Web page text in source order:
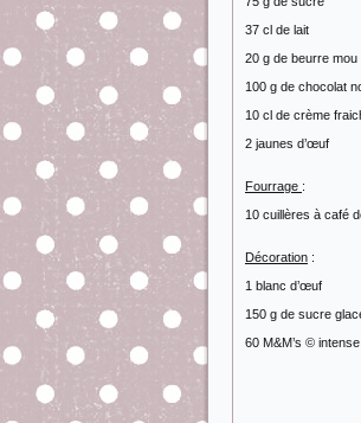
37 cl de lait
20 g de beurre mou
100 g de chocolat
10 cl de crème
2 jaunes d’œuf
Fourrage :
10 cuillères à café
Décoration :
1 blanc d’œuf
150 g de sucre
60 M&M’s © intense